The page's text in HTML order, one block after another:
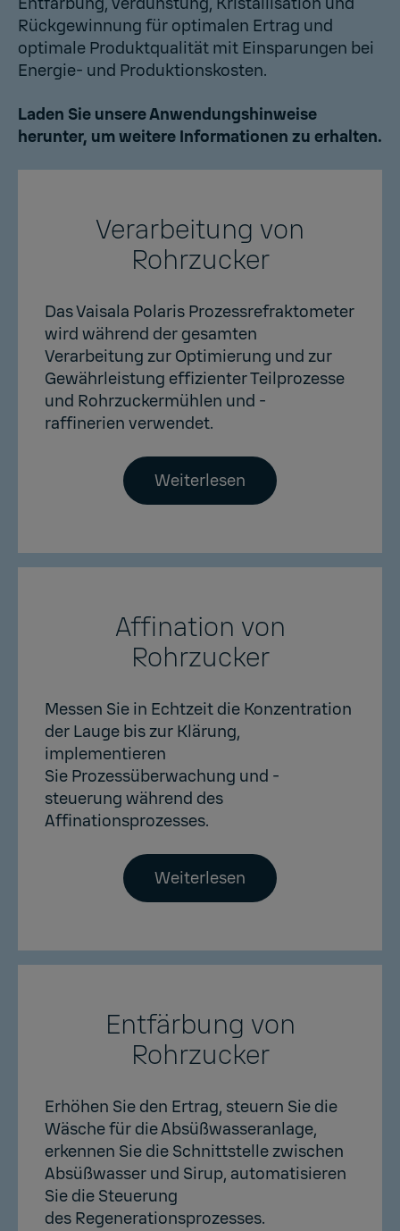
Rückgewinnung für optimalen Ertrag und
optimale Produktqualität mit Einsparungen bei
Energie- und Produktionskosten.
Laden Sie unsere Anwendungshinweise
herunter, um weitere Informationen zu erhalten.
Verarbeitung von
Rohrzucker
Das Vaisala Polaris Prozessrefraktometer
wird während der gesamten
Verarbeitung zur Optimierung und zur
Gewährleistung effizienter Teilprozesse
und Rohrzuckermühlen und -
raffinerien verwendet.
Weiterlesen
Affination von
Rohrzucker
Messen Sie in Echtzeit die Konzentration
der Lauge bis zur Klärung,
implementieren
Sie Prozessüberwachung und -
steuerung während des
Affinationsprozesses.
Weiterlesen
Entfärbung von
Rohrzucker
Erhöhen Sie den Ertrag, steuern Sie die
Wäsche für die Absüßwasseranlage,
erkennen Sie die Schnittstelle zwischen
Absüßwasser und Sirup, automatisieren
Sie die Steuerung
des Regenerationsprozesses.